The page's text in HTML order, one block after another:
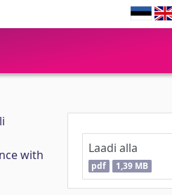
with
Laadi alla
pdf 1,39 MB